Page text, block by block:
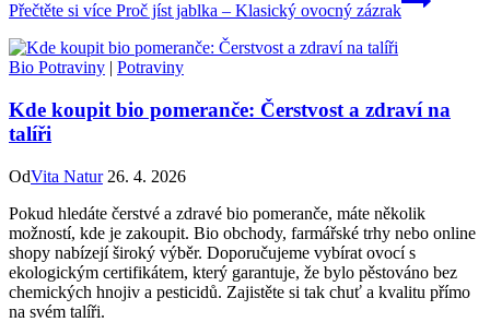
Přečtěte si více Proč jíst jablka – Klasický ovocný zázrak
Bio Potraviny | Potraviny
Kde koupit bio pomeranče: Čerstvost a zdraví na
talíři
OdVita Natur 26. 4. 2026
Pokud hledáte čerstvé a zdravé bio pomeranče, máte několik
možností, kde je zakoupit. Bio obchody, farmářské trhy nebo online
shopy nabízejí široký výběr. Doporučujeme vybírat ovocí s
ekologickým certifikátem, který garantuje, že bylo pěstováno bez
chemických hnojiv a pesticidů. Zajistěte si tak chuť a kvalitu přímo
na svém talíři.